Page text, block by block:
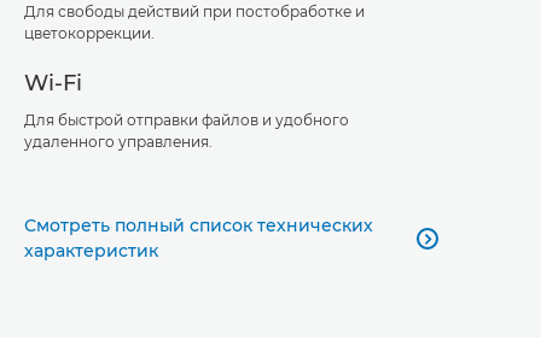
Для свободы действий при постобработке и
цветокоррекции.
Wi-Fi
Для быстрой отправки файлов и удобного
удаленного управления.
Смотреть полный список технических
характеристик
